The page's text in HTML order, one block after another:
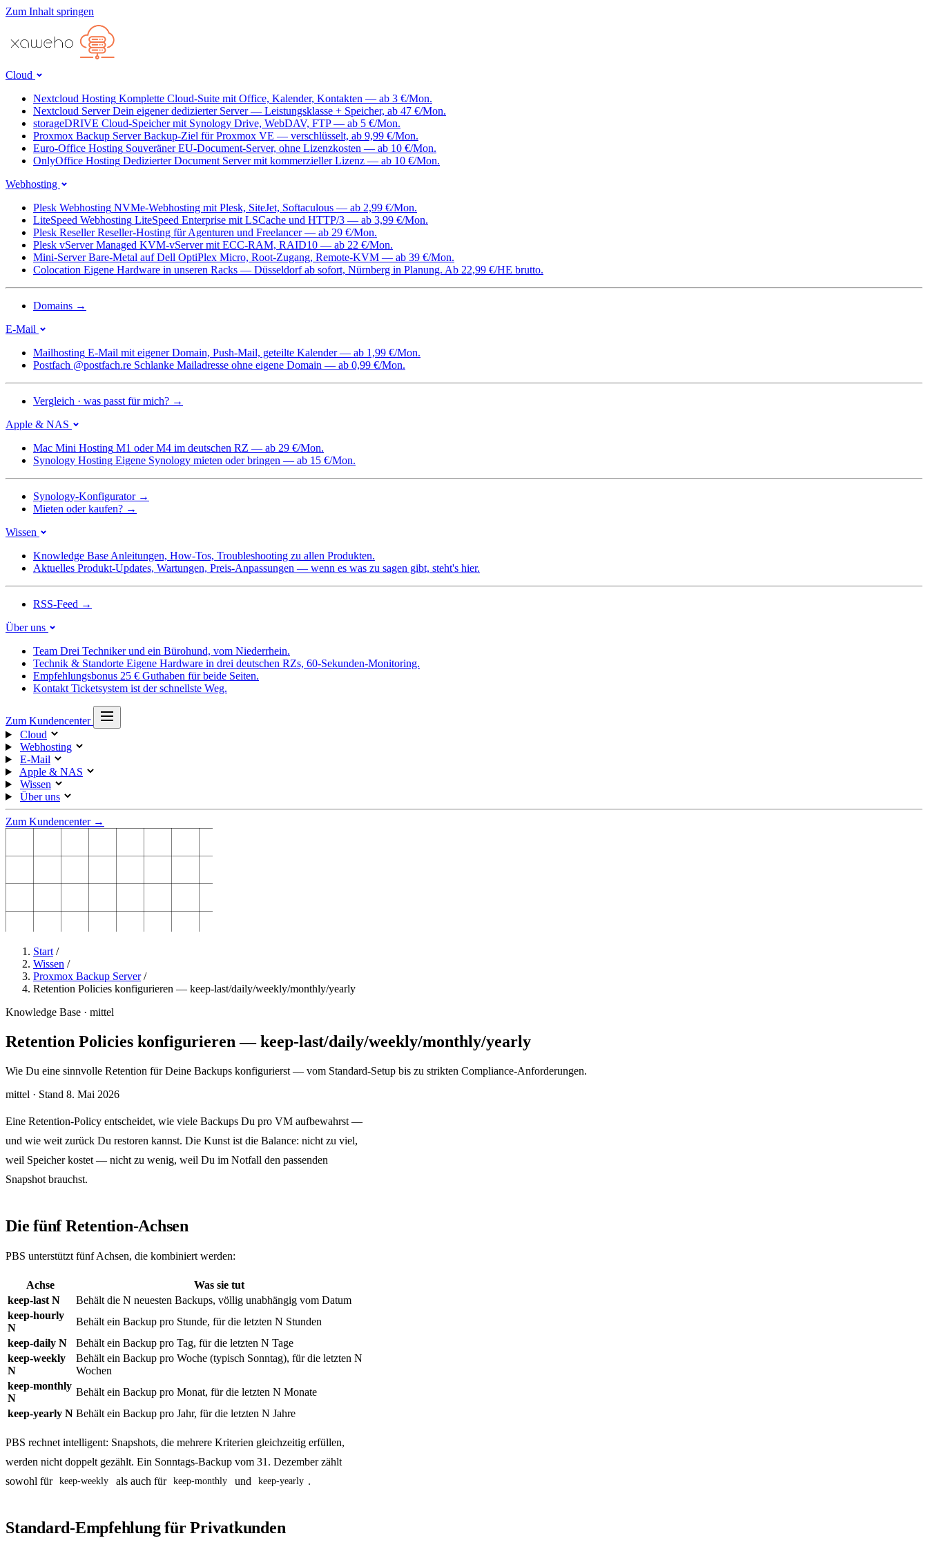
Zum Inhalt springen
Cloud
Nextcloud Hosting Komplette Cloud-Suite mit Office, Kalender, Kontakten — ab 3 €/Mon.
Nextcloud Server Dein eigener dedizierter Server — Leistungsklasse + Speicher, ab 47 €/Mon.
storageDRIVE Cloud-Speicher mit Synology Drive, WebDAV, FTP — ab 5 €/Mon.
Proxmox Backup Server Backup-Ziel für Proxmox VE — verschlüsselt, ab 9,99 €/Mon.
Euro-Office Hosting Souveräner EU-Document-Server, ohne Lizenzkosten — ab 10 €/Mon.
OnlyOffice Hosting Dedizierter Document Server mit kommerzieller Lizenz — ab 10 €/Mon.
Webhosting
Plesk Webhosting NVMe-Webhosting mit Plesk, SiteJet, Softaculous — ab 2,99 €/Mon.
LiteSpeed Webhosting LiteSpeed Enterprise mit LSCache und HTTP/3 — ab 3,99 €/Mon.
Plesk Reseller Reseller-Hosting für Agenturen und Freelancer — ab 29 €/Mon.
Plesk vServer Managed KVM-vServer mit ECC-RAM, RAID10 — ab 22 €/Mon.
Mini-Server Bare-Metal auf Dell OptiPlex Micro, Root-Zugang, Remote-KVM — ab 39 €/Mon.
Colocation Eigene Hardware in unseren Racks — Düsseldorf ab sofort, Nürnberg in Planung. Ab 22,99 €/HE brutto.
Domains →
E-Mail
Mailhosting E-Mail mit eigener Domain, Push-Mail, geteilte Kalender — ab 1,99 €/Mon.
Postfach @postfach.re Schlanke Mailadresse ohne eigene Domain — ab 0,99 €/Mon.
Vergleich · was passt für mich? →
Apple & NAS
Mac Mini Hosting M1 oder M4 im deutschen RZ — ab 29 €/Mon.
Synology Hosting Eigene Synology mieten oder bringen — ab 15 €/Mon.
Synology-Konfigurator →
Mieten oder kaufen? →
Wissen
Knowledge Base Anleitungen, How-Tos, Troubleshooting zu allen Produkten.
Aktuelles Produkt-Updates, Wartungen, Preis-Anpassungen — wenn es was zu sagen gibt, steht's hier.
RSS-Feed →
Über uns
Team Drei Techniker und ein Bürohund, vom Niederrhein.
Technik & Standorte Eigene Hardware in drei deutschen RZs, 60-Sekunden-Monitoring.
Empfehlungsbonus 25 € Guthaben für beide Seiten.
Kontakt Ticketsystem ist der schnellste Weg.
Zum Kundencenter
Cloud
Webhosting
E-Mail
Apple & NAS
Wissen
Über uns
Zum Kundencenter →
Start /
Wissen /
Proxmox Backup Server /
Retention Policies konfigurieren — keep-last/daily/weekly/monthly/yearly
Knowledge Base · mittel
Retention Policies konfigurieren — keep-last/daily/weekly/monthly/yearly
Wie Du eine sinnvolle Retention für Deine Backups konfigurierst — vom Standard-Setup bis zu strikten Compliance-Anforderungen.
mittel · Stand 8. Mai 2026
Eine Retention-Policy entscheidet, wie viele Backups Du pro VM aufbewahrst —
und wie weit zurück Du restoren kannst. Die Kunst ist die Balance: nicht zu viel,
weil Speicher kostet — nicht zu wenig, weil Du im Notfall den passenden
Snapshot brauchst.
Die fünf Retention-Achsen
PBS unterstützt fünf Achsen, die kombiniert werden:
Achse
Was sie tut
keep-last N
Behält die N neuesten Backups, völlig unabhängig vom Datum
keep-hourly
N
Behält ein Backup pro Stunde, für die letzten N Stunden
keep-daily N
Behält ein Backup pro Tag, für die letzten N Tage
keep-weekly
N
Behält ein Backup pro Woche (typisch Sonntag), für die letzten N
Wochen
keep-monthly
N
Behält ein Backup pro Monat, für die letzten N Monate
keep-yearly N Behält ein Backup pro Jahr, für die letzten N Jahre
PBS rechnet intelligent: Snapshots, die mehrere Kriterien gleichzeitig erfüllen,
werden nicht doppelt gezählt. Ein Sonntags-Backup vom 31. Dezember zählt
sowohl für
keep-weekly als auch für keep-monthly und keep-yearly .
Standard-Empfehlung für Privatkunden